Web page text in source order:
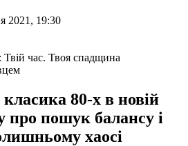
2021, 19:30
80-х в новій
про пошук балансу і
хаосі